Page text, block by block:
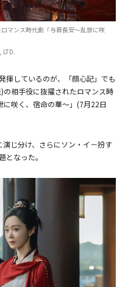
マンス時代劇「与晋長安～乱世に咲
LTD.
揮しているのが、「顔心記」でも
の相手役に抜擢されたロマンス時
咲く、宿命の華～」(7月22日
じ分け、さらにソン・イ－扮す
なった。
LTD.